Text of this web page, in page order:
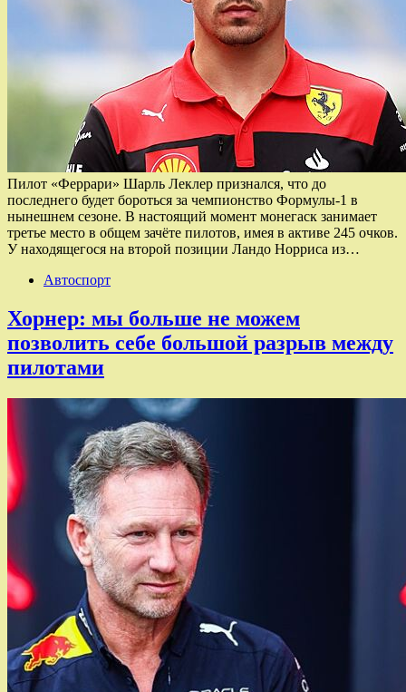
Пилот «Феррари» Шарль Леклер признался, что до
последнего будет бороться за чемпионство Формулы-1 в
нынешнем сезоне. В настоящий момент монегаск занимает
третье место в общем зачёте пилотов, имея в активе 245 очков.
У находящегося на второй позиции Ландо Норриса из…
Автоспорт
Хорнер: мы больше не можем
позволить себе большой разрыв между
пилотами